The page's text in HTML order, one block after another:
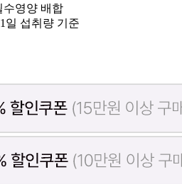
수영양 배합
일 섭취량 기준